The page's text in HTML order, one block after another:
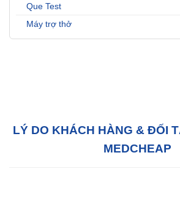
Que Test
Máy trợ thở
LÝ DO KHÁCH HÀNG & ĐỐI
MEDCHEAP